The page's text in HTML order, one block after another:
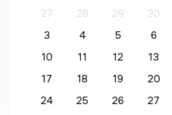
27
28 29 30
3
4 5 6
10
11 12 13
17
18 19 20
24
25 26 27